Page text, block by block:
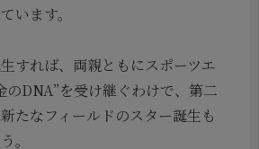
います。
すれば、両親ともにスポーツエ
のDNA”を受け継ぐわけで、第二
たなフィールドのスター誕生も
。